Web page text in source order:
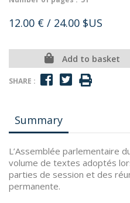
12.00 € / 24.00 $US
Add to basket
SHARE :
Summary
L’Assemblée parlementaire
volume de textes adoptés
parties de session et des
permanente.